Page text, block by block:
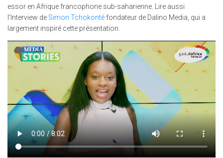
essor en Afrique francophone sub-saharienne. Lire aussi
l’Interview de Simon Tchokonté fondateur de Dalino Media, qui a
largement inspiré cette présentation.